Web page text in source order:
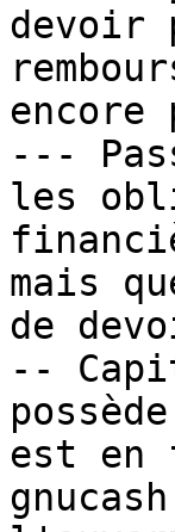
devoir
encore
---
les
mais
de
--
est